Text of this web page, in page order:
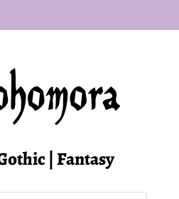
| Fantasy